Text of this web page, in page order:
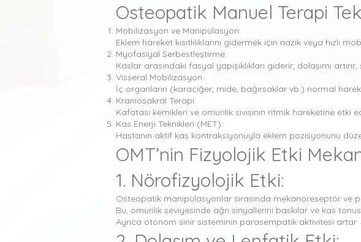
Osteopatik Manuel Terapi
Mobilizasyon ve Manipülasyon:
Eklem hareket kısıtlılıklarını gidermek için nazik veya hızlı
Myofasiyal Serbestleştirme:
Kaslar arasındaki fasyal yapışıklıkları giderir; dolaşımı
Visseral Mobilizasyon:
İç organların (karaciğer, mide, bağırsaklar vb.) normal
Kraniosakral Terapi:
Kafatası kemikleri ve omurilik sıvısının ritmik hareketine
Kas Enerji Teknikleri (MET):
Hastanın aktif kas kontraksiyonuyla eklem pozisyonunu
OMT’nin Fizyolojik Etki
1. Nörofizyolojik Etki:
Osteopatik manipülasyonlar sırasında mekanoreseptör ve
Bu, omurilik seviyesinde ağrı sinyallerini baskılar ve kas
Ayrıca otonom sinir sisteminin parasempatik aktivitesi artar